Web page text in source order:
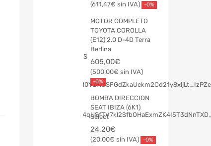
611,47€ -0%
MOTOR COMPLETO
TOYOTA COROLLA
(E12) 2.0 D-4D Terra
Berlina
605,00€
500,00€
-0%
BOMBA DIRECCION
SEAT IBIZA (6K1)
Select
24,20€
20,00€ -0%